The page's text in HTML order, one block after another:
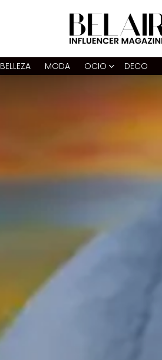
BELLEZA MODA OCIO DECO